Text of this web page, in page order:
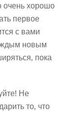
очень хорошо
первое
с вами
новым
пока
Не
то, что